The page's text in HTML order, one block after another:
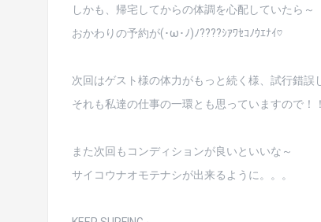
しかも、帰宅してからの体調を心配していたら～
おかわりの予約が(･ω･ﾉ)ﾉ????ｼｱﾜｾｺﾉｳｴﾅｲ♡
次回はゲスト様の体力がもっと続く様、試行錯誤
それも私達の仕事の一環とも思っていますので！
また次回もコンディションが良いといいな～
サイコウナオモテナシが出来るように。。。